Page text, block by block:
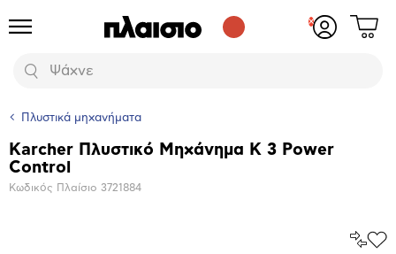
Προϊόντα
Αναζήτηση
Δες
Πλυστικά μηχανήματα
Βασικά
χαρακτηριστικά
Karcher Πλυστικό Μηχάνημα K 3 Power
Control
Κωδικός Πλαίσιο 3721884